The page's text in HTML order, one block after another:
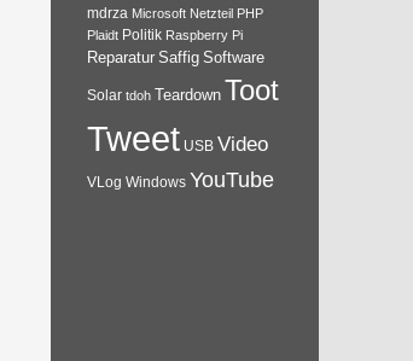
mdrza Microsoft Netzteil PHP
Plaidt Politik Raspberry Pi
Reparatur Saffig Software
Solar tdoh Teardown Toot
Tweet USB Video
VLog Windows YouTube